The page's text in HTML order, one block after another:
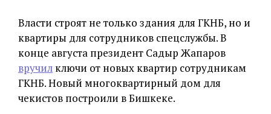
Власти строят не только здания для ГКНБ, но и
квартиры для сотрудников спецслужбы. В
конце августа президент Садыр Жапаров
вручил ключи от новых квартир сотрудникам
ГКНБ. Новый многоквартирный дом для
чекистов построили в Бишкеке.